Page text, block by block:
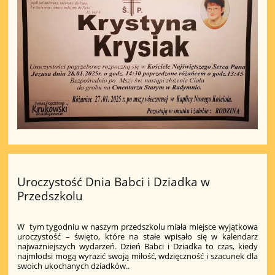
Uroczystość Dnia Babci i Dziadka w
Przedszkolu
W tym tygodniu w naszym przedszkolu miała miejsce wyjątkowa
uroczystość – święto, które na stałe wpisało się w kalendarz
najważniejszych wydarzeń. Dzień Babci i Dziadka to czas, kiedy
najmłodsi mogą wyrazić swoją miłość, wdzięczność i szacunek dla
swoich ukochanych dziadków..